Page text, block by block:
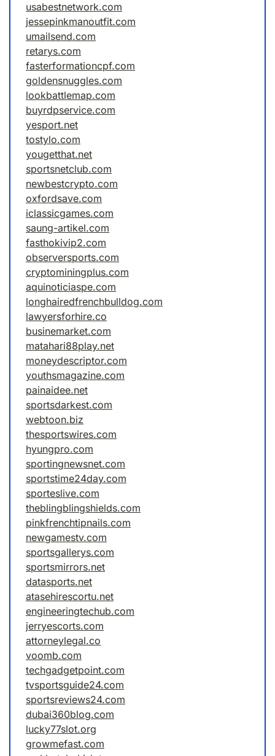
usabestnetwork.com
jessepinkmanoutfit.com
umailsend.com
retarys.com
fasterformationcpf.com
goldensnuggles.com
lookbattlemap.com
buyrdpservice.com
yesport.net
tostylo.com
yougetthat.net
sportsnetclub.com
newbestcrypto.com
oxfordsave.com
iclassicgames.com
saung-artikel.com
fasthokivip2.com
observersports.com
cryptominingplus.com
aquinoticiaspe.com
longhairedfrenchbulldog.com
lawyersforhire.co
businemarket.com
matahari88play.net
moneydescriptor.com
youthsmagazine.com
painaidee.net
sportsdarkest.com
webtoon.biz
thesportswires.com
hyungpro.com
sportingnewsnet.com
sportstime24day.com
sporteslive.com
theblingblingshields.com
pinkfrenchtipnails.com
newgamestv.com
sportsgallerys.com
sportsmirrors.net
datasports.net
atasehirescortu.net
engineeringtechub.com
jerryescorts.com
attorneylegal.co
voomb.com
techgadgetpoint.com
tvsportsguide24.com
sportsreviews24.com
dubai360blog.com
lucky77slot.org
growmefast.com